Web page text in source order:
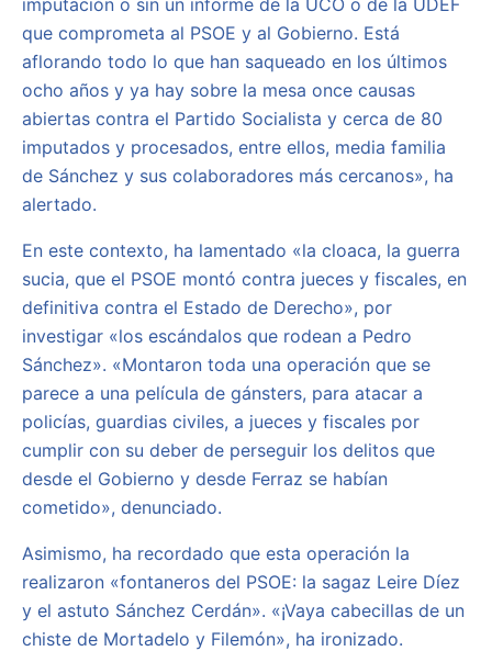
que comprometa al PSOE y al Gobierno. Está
aflorando todo lo que han saqueado en los últimos
ocho años y ya hay sobre la mesa once causas
abiertas contra el Partido Socialista y cerca de 80
imputados y procesados, entre ellos, media familia
de Sánchez y sus colaboradores más cercanos», ha
alertado.
En este contexto, ha lamentado «la cloaca, la guerra
sucia, que el PSOE montó contra jueces y fiscales, en
definitiva contra el Estado de Derecho», por
investigar «los escándalos que rodean a Pedro
Sánchez». «Montaron toda una operación que se
parece a una película de gánsters, para atacar a
policías, guardias civiles, a jueces y fiscales por
cumplir con su deber de perseguir los delitos que
desde el Gobierno y desde Ferraz se habían
cometido», denunciado.
Asimismo, ha recordado que esta operación la
realizaron «fontaneros del PSOE: la sagaz Leire Díez
y el astuto Sánchez Cerdán». «¡Vaya cabecillas de un
chiste de Mortadelo y Filemón», ha ironizado.